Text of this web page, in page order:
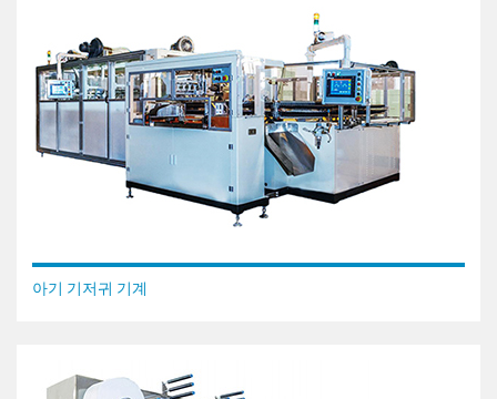
아기 기저귀 기계